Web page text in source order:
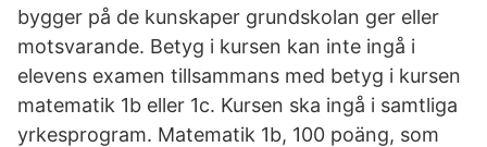
bygger på de kunskaper grundskolan ger eller
motsvarande. Betyg i kursen kan inte ingå i
elevens examen tillsammans med betyg i kursen
matematik 1b eller 1c. Kursen ska ingå i samtliga
yrkesprogram. Matematik 1b, 100 poäng, som